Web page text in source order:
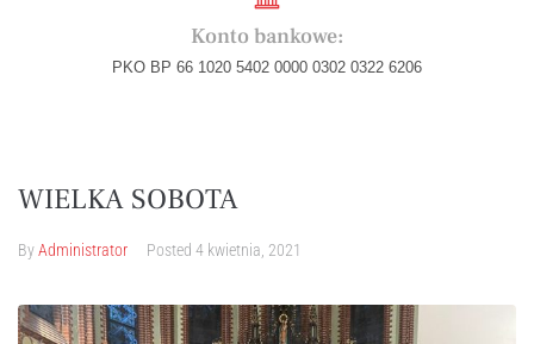
Konto bankowe:
PKO BP 66 1020 5402 0000 0302 0322 6206
WIELKA SOBOTA
ByAdministrator Posted 4 kwietnia, 2021